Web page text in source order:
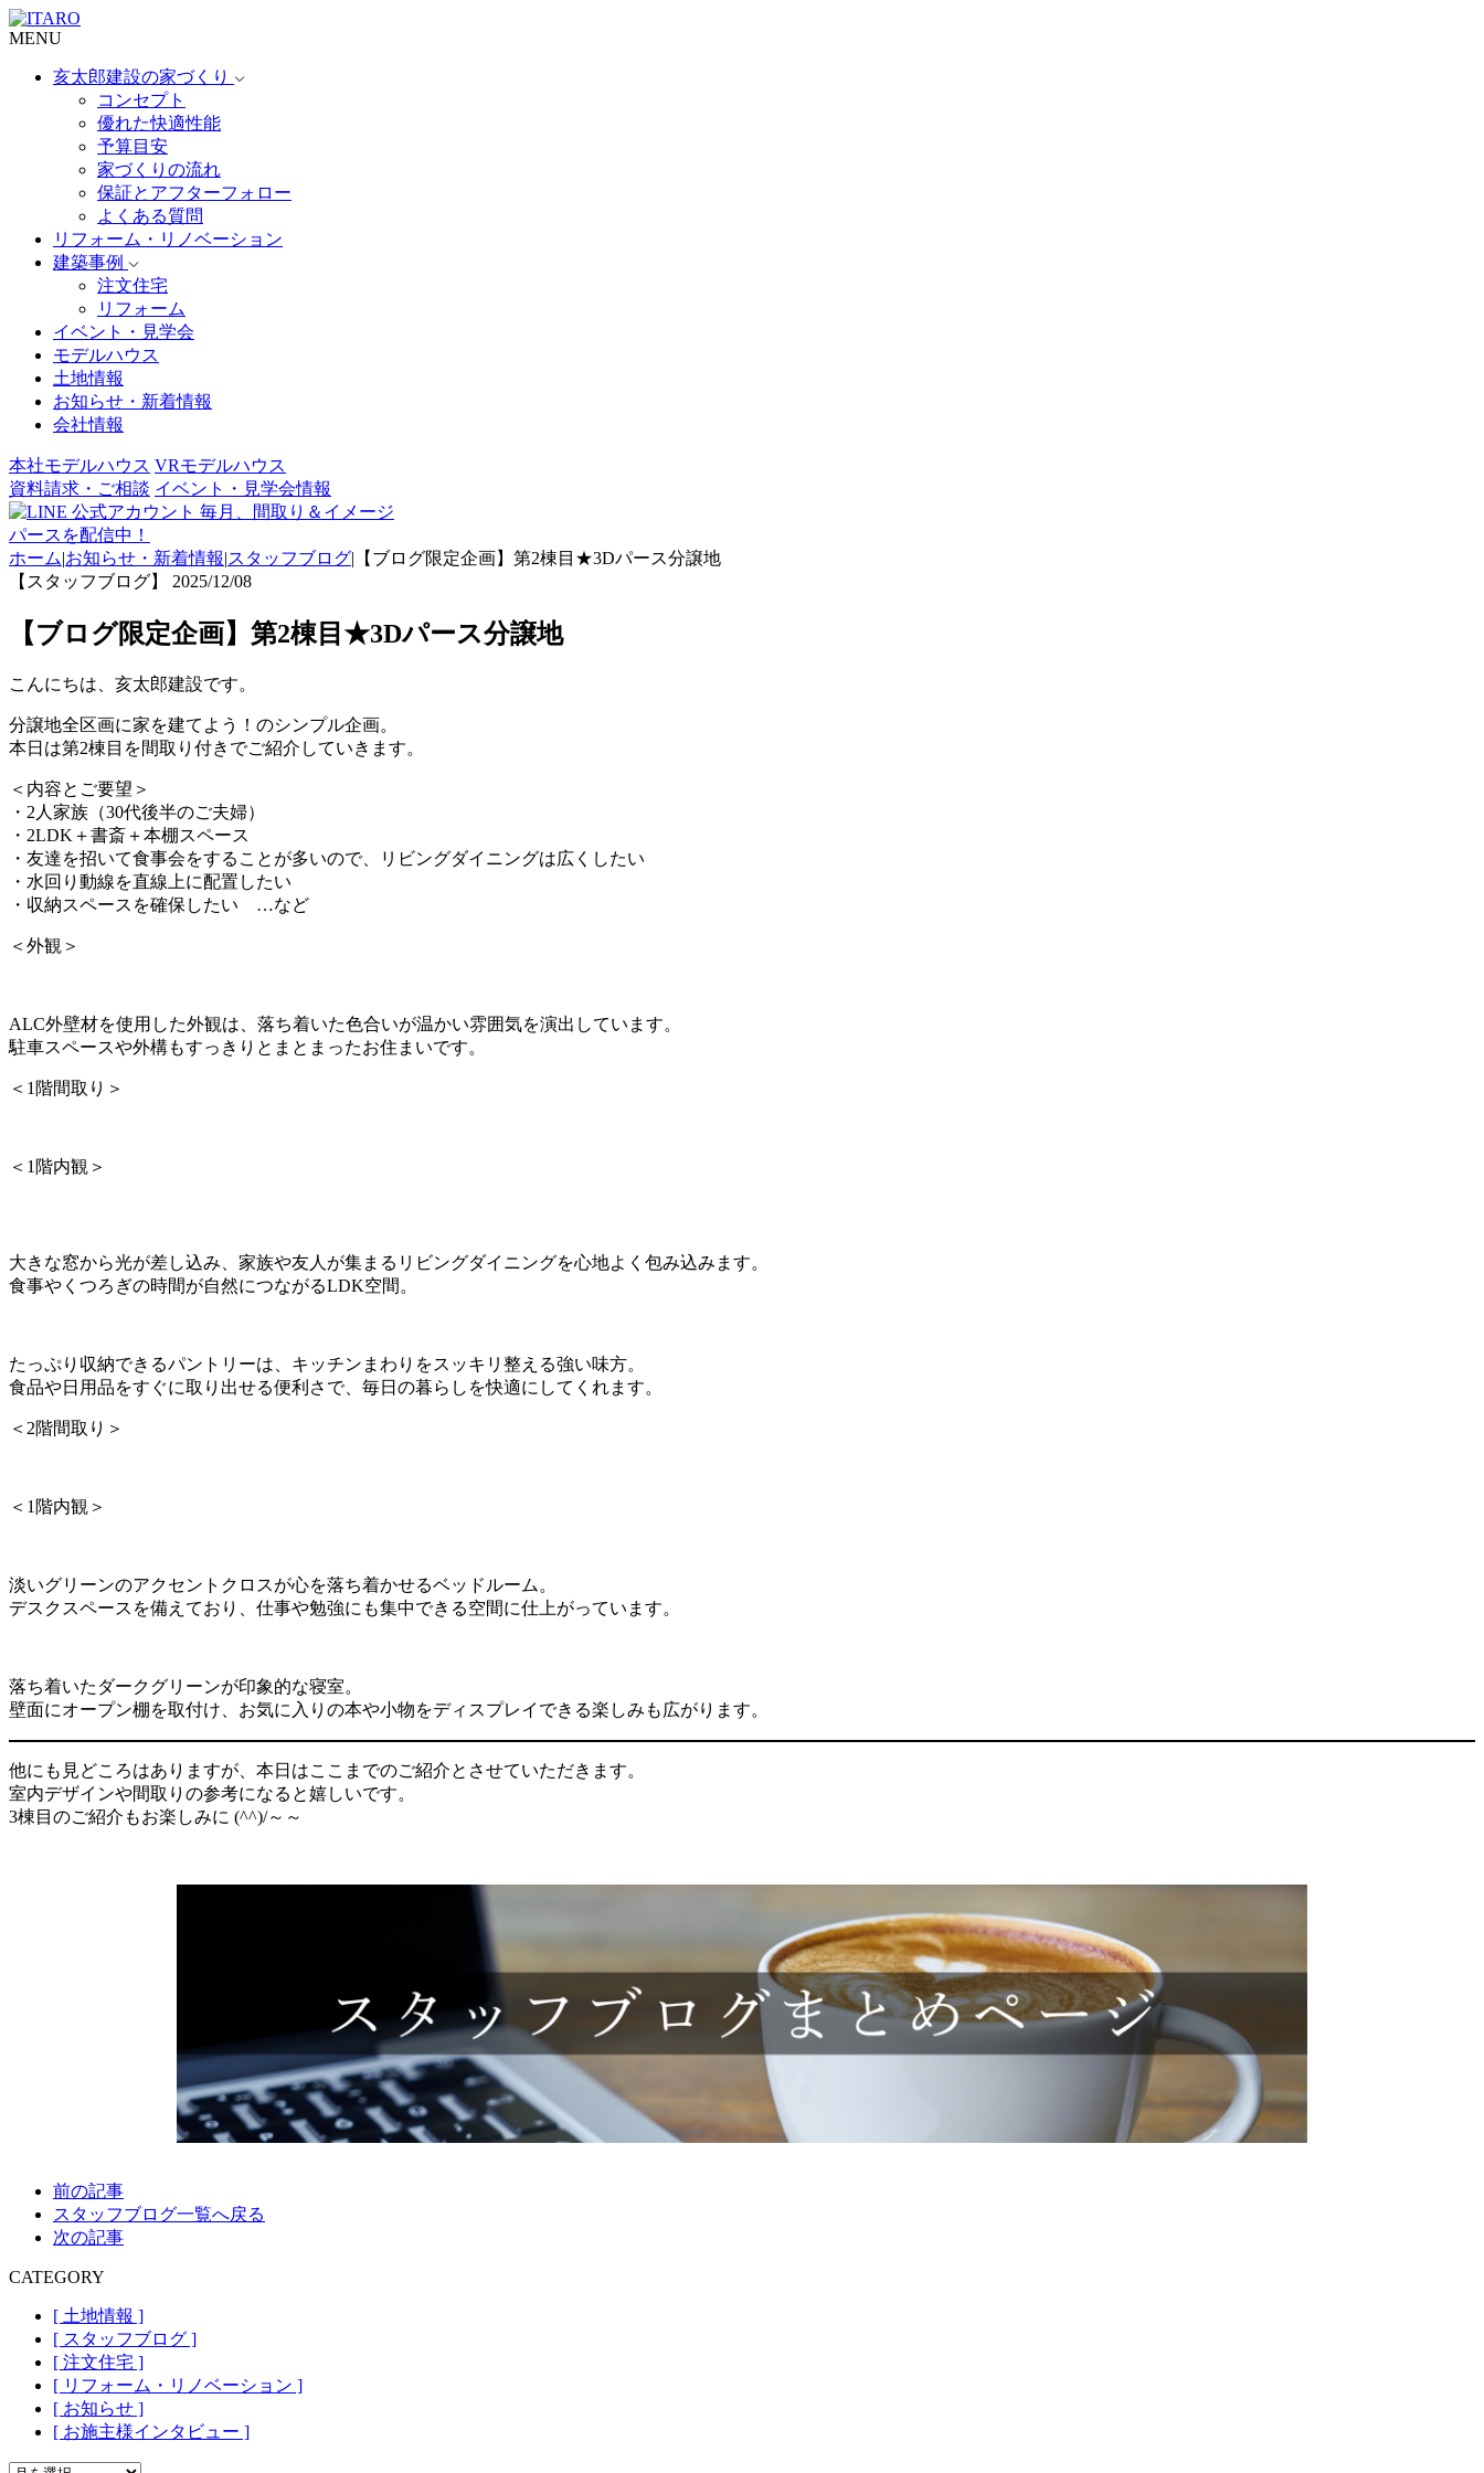
MENU
亥太郎建設の家づくり
コンセプト
優れた快適性能
予算目安
家づくりの流れ
保証とアフターフォロー
よくある質問
リフォーム・リノベーション
建築事例
注文住宅
リフォーム
イベント・見学会
モデルハウス
土地情報
お知らせ・新着情報
会社情報
本社モデルハウス VRモデルハウス
資料請求・ご相談 イベント・見学会情報
毎月、間取り＆イメージ
パースを配信中！
ホーム|お知らせ・新着情報|スタッフブログ| 【ブログ限定企画】第2棟目★3Dパース分譲地
【スタッフブログ】 2025/12/08
【ブログ限定企画】第2棟目★3Dパース分譲地
こんにちは、亥太郎建設です。
分譲地全区画に家を建てよう！のシンプル企画。
本日は第2棟目を間取り付きでご紹介していきます。
＜内容とご要望＞
・2人家族（30代後半のご夫婦）
・2LDK＋書斎＋本棚スペース
・友達を招いて食事会をすることが多いので、リビングダイニングは広くしたい
・水回り動線を直線上に配置したい
・収納スペースを確保したい …など
＜外観＞
ALC外壁材を使用した外観は、落ち着いた色合いが温かい雰囲気を演出しています。
駐車スペースや外構もすっきりとまとまったお住まいです。
＜1階間取り＞
＜1階内観＞
大きな窓から光が差し込み、家族や友人が集まるリビングダイニングを心地よく包み込みます。
食事やくつろぎの時間が自然につながるLDK空間。
たっぷり収納できるパントリーは、キッチンまわりをスッキリ整える強い味方。
食品や日用品をすぐに取り出せる便利さで、毎日の暮らしを快適にしてくれます。
＜2階間取り＞
＜1階内観＞
淡いグリーンのアクセントクロスが心を落ち着かせるベッドルーム。
デスクスペースを備えており、仕事や勉強にも集中できる空間に仕上がっています。
落ち着いたダークグリーンが印象的な寝室。
壁面にオープン棚を取付け、お気に入りの本や小物をディスプレイできる楽しみも広がります。
他にも見どころはありますが、本日はここまでのご紹介とさせていただきます。
室内デザインや間取りの参考になると嬉しいです。
3棟目のご紹介もお楽しみに (^^)/～～
前の記事
スタッフブログ一覧へ戻る
次の記事
CATEGORY
[ 土地情報 ]
[ スタッフブログ ]
[ 注文住宅 ]
[ リフォーム・リノベーション ]
[ お知らせ ]
[ お施主様インタビュー ]